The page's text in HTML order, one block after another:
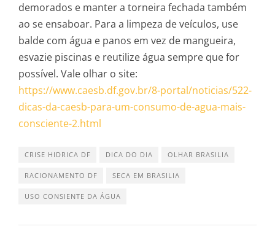
demorados e manter a torneira fechada também
ao se ensaboar. Para a limpeza de veículos, use
balde com água e panos em vez de mangueira,
esvazie piscinas e reutilize água sempre que for
possível. Vale olhar o site:
https://www.caesb.df.gov.br/8-portal/noticias/522-
dicas-da-caesb-para-um-consumo-de-agua-mais-
consciente-2.html
CRISE HIDRICA DF DICA DO DIA OLHAR BRASILIA
RACIONAMENTO DF SECA EM BRASILIA
USO CONSIENTE DA ÁGUA